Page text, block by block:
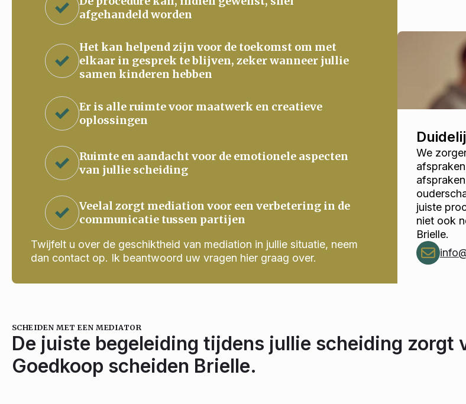
afgehandeld worden
Het kan helpend zijn voor de toekomst om met
elkaar in gesprek te blijven, zeker wanneer jullie
samen kinderen hebben
Er is alle ruimte voor maatwerk en creatieve
oplossingen
Ruimte en aandacht voor de emotionele aspecten
van jullie scheiding
Veelal zorgt mediation voor een verbetering in de
communicatie tussen partijen
Twijfelt u over de geschiktheid van mediation in jullie situatie, neem
dan contact op. Ik beantwoord uw vragen hier graag over.
We
juiste
niet ook
Brielle.
SCHEIDEN MET EEN MEDIATOR
De juiste begeleiding tijdens jullie scheiding zorgt
Goedkoop scheiden Brielle.